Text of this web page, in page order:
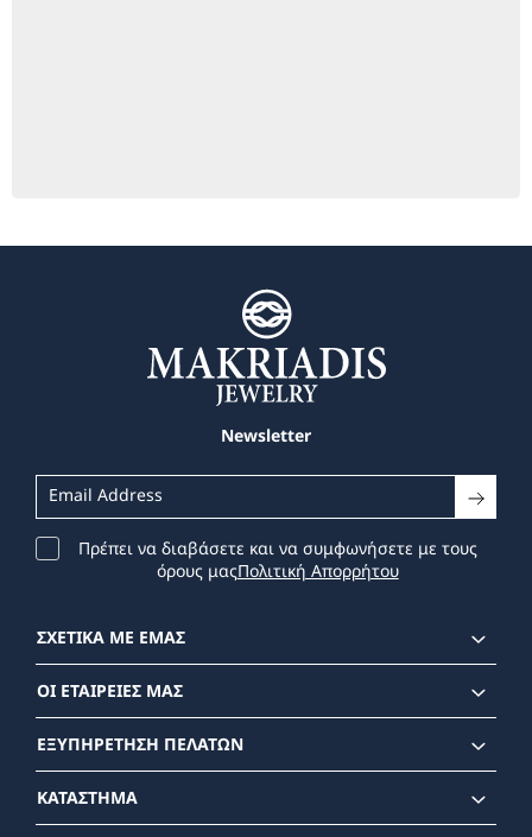
Newsletter
Πρέπει να διαβάσετε και να συμφωνήσετε με τους
όρους μαςΠολιτική Απορρήτου
ΣΧΕΤΙΚΑ ΜΕ ΕΜΑΣ
ΟΙ ΕΤΑΙΡΕΙΕΣ ΜΑΣ
ΕΞΥΠΗΡΕΤΗΣΗ ΠΕΛΑΤΩΝ
ΚΑΤΑΣΤΗΜΑ